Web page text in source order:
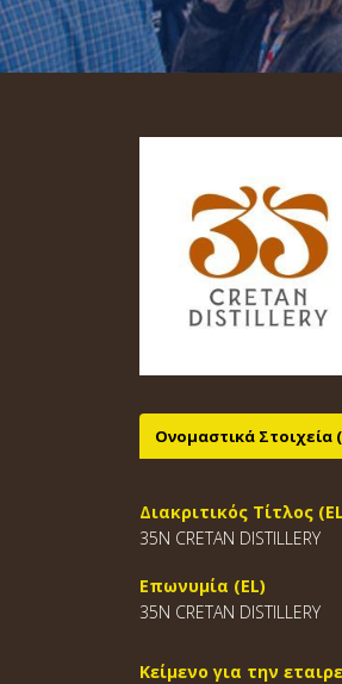
Ονομαστικά Στοιχεία
Διακριτικός Τίτλος
35N CRETAN DISTILLERY
Επωνυμία (EL)
35N CRETAN DISTILLERY
Κείμενο για την